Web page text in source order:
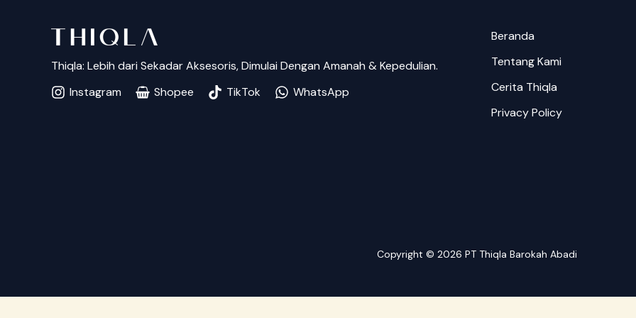
Thiqla: Lebih dari Sekadar Aksesoris, Dimulai Dengan Amanah & Kepedulian.
Instagram
Shopee TikTok WhatsApp
Beranda
Tentang Kami
Cerita Thiqla
Privacy Policy
Copyright © 2026 PT Thiqla Barokah Abadi